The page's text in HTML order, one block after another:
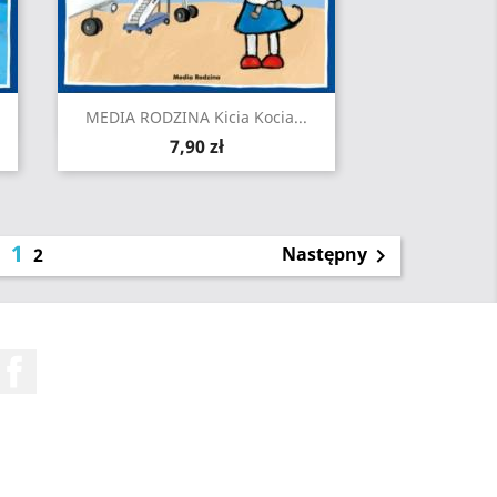
MEDIA RODZINA Kicia Kocia...
Cena
7,90 zł
Szybki podgląd
1 2 Następny